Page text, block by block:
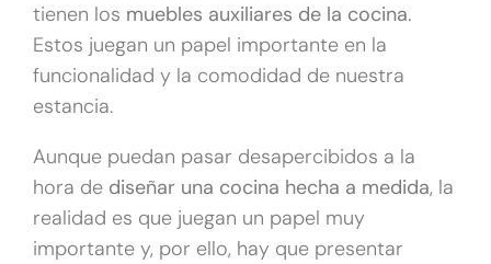
tienen los muebles auxiliares de la cocina.
Estos juegan un papel importante en la
funcionalidad y la comodidad de nuestra
estancia.
Aunque puedan pasar desapercibidos a la
hora de diseñar una cocina hecha a medida, la
realidad es que juegan un papel muy
importante y, por ello, hay que presentar